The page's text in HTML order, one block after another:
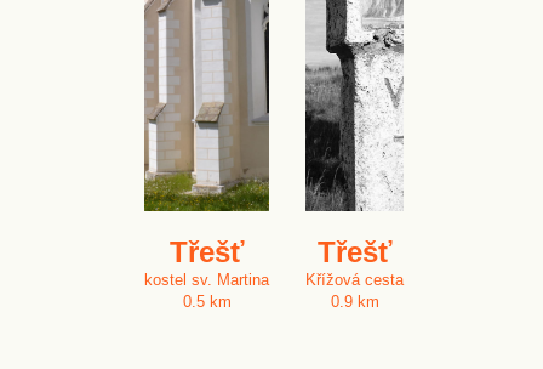
Třešť
kostel sv. Martina
0.5 km
Třešť
Křížová cesta
0.9 km